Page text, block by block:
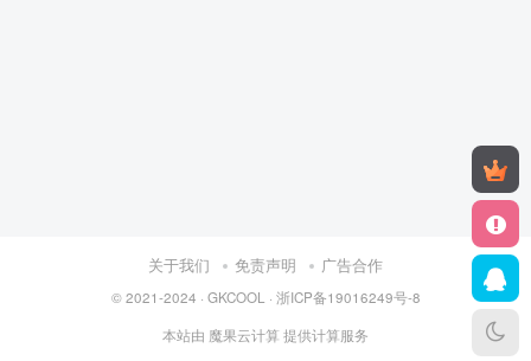
关于我们 免责声明 广告合作
© 2021-2024 · GKCOOL · 浙ICP备19016249号-8
本站由 魔果云计算 提供计算服务